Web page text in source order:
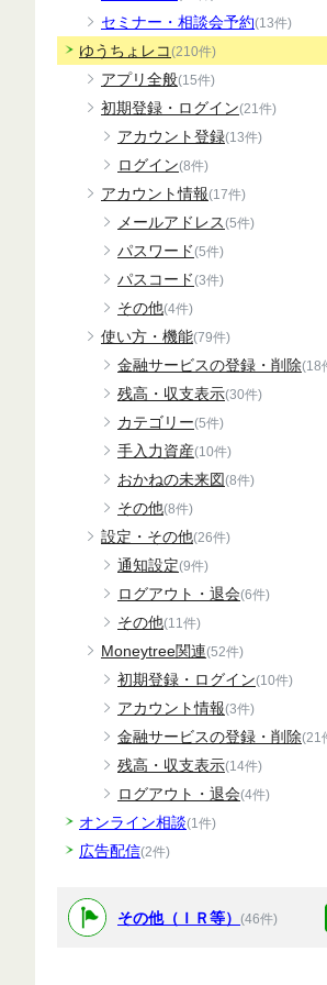
セミナー・相談会予約(13件)
ゆうちょレコ(210件)
アプリ全般(15件)
初期登録・ログイン(21件)
アカウント登録(13件)
ログイン(8件)
アカウント情報(17件)
メールアドレス(5件)
パスワード(5件)
パスコード(3件)
その他(4件)
使い方・機能(79件)
金融サービスの登録・削除(18
残高・収支表示(30件)
カテゴリー(5件)
手入力資産(10件)
おかねの未来図(8件)
その他(8件)
設定・その他(26件)
通知設定(9件)
ログアウト・退会(6件)
その他(11件)
Moneytree関連(52件)
初期登録・ログイン(10件)
アカウント情報(3件)
金融サービスの登録・削除(21
残高・収支表示(14件)
ログアウト・退会(4件)
オンライン相談(1件)
広告配信(2件)
その他（ＩＲ等） (46件)